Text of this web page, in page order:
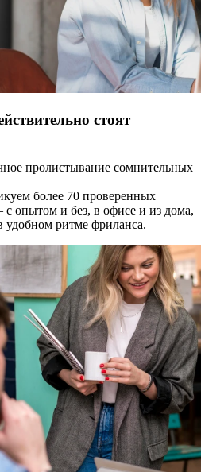
стоят
пролистывание сомнительных
более 70 проверенных
опытом и без, в офисе и из дома,
ритме фриланса.